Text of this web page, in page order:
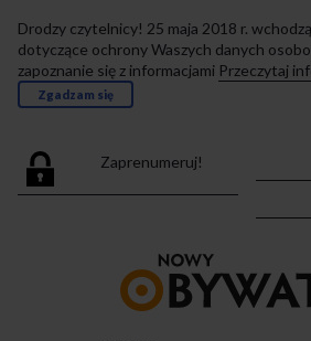
Drodzy czytelnicy! 25 maja 2018 r.
dotyczące ochrony Waszych danych
zapoznanie się z informacjami Przeczytaj
Zgadzam się
Zaprenumeruj!